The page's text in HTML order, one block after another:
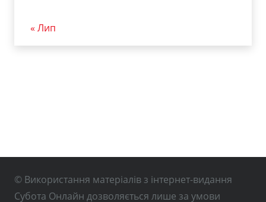
« Лип
© Використання матеріалів з інтернет-видання
Субота Онлайн дозволяється лише за умови